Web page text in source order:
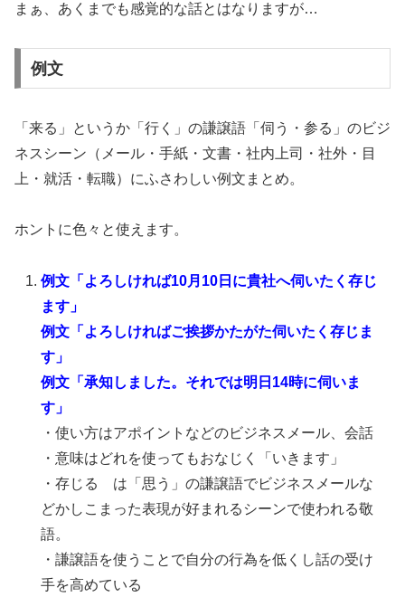
まぁ、あくまでも感覚的な話とはなりますが…
例文
「来る」というか「行く」の謙譲語「伺う・参る」のビジ
ネスシーン（メール・手紙・文書・社内上司・社外・目
上・就活・転職）にふさわしい例文まとめ。
ホントに色々と使えます。
例文「よろしければ10月10日に貴社へ伺いたく存じ
ます」
例文「よろしければご挨拶かたがた伺いたく存じま
す」
例文「承知しました。それでは明日14時に伺いま
す」
・使い方はアポイントなどのビジネスメール、会話
・意味はどれを使ってもおなじく「いきます」
・存じる は「思う」の謙譲語でビジネスメールな
どかしこまった表現が好まれるシーンで使われる敬
語。
・謙譲語を使うことで自分の行為を低くし話の受け
手を高めている